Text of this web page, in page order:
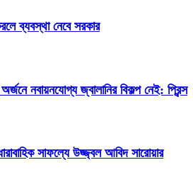
ব্যবস্থা নেবে সরকার
নবায়নযোগ্য জ্বালানির বিকল্প নেই: প্রিন্স
সাফল্যে উজ্জ্বল আবিদ সারোয়ার